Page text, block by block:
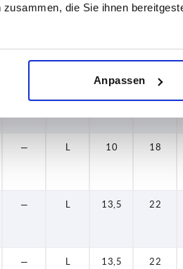
die Sie ihnen
Anpassen
10 18
— L 10 18
— L 13,5 22
— L 13,5 22